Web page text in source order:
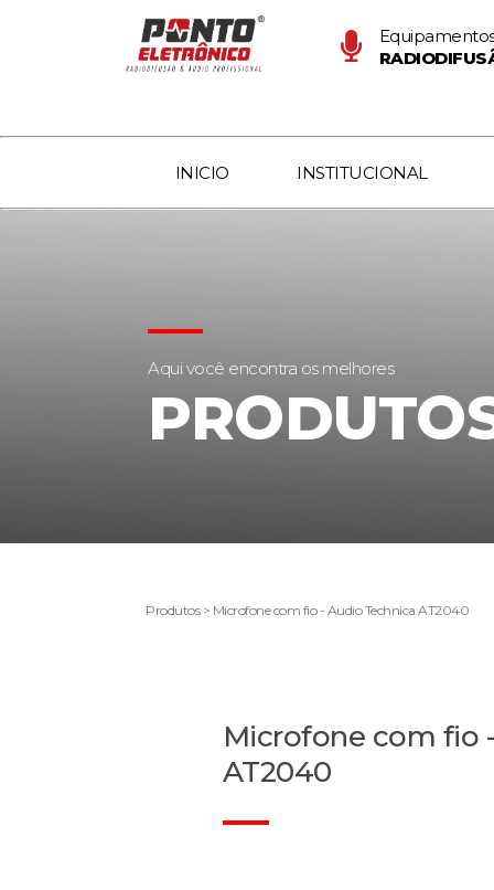
INICIO INSTITUCIONAL
Aqui você encontra os melhores
Produtos > Microfone com fio - Audio Technica AT2040
Microfone com fio
AT2040